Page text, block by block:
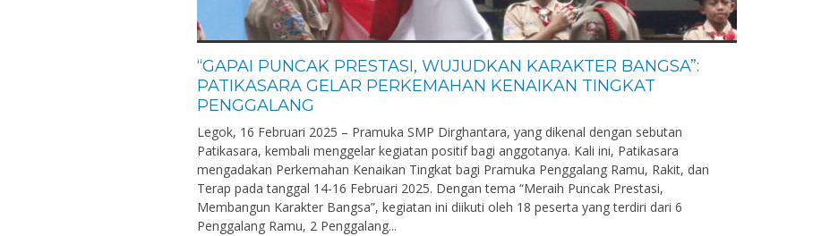
“GAPAI PUNCAK PRESTASI, WUJUDKAN KARAKTER BANGSA”:
PATIKASARA GELAR PERKEMAHAN KENAIKAN TINGKAT
PENGGALANG
Legok, 16 Februari 2025 – Pramuka SMP Dirghantara, yang dikenal dengan sebutan
Patikasara, kembali menggelar kegiatan positif bagi anggotanya. Kali ini, Patikasara
mengadakan Perkemahan Kenaikan Tingkat bagi Pramuka Penggalang Ramu, Rakit, dan
Terap pada tanggal 14-16 Februari 2025. Dengan tema “Meraih Puncak Prestasi,
Membangun Karakter Bangsa”, kegiatan ini diikuti oleh 18 peserta yang terdiri dari 6
Penggalang Ramu, 2 Penggalang...